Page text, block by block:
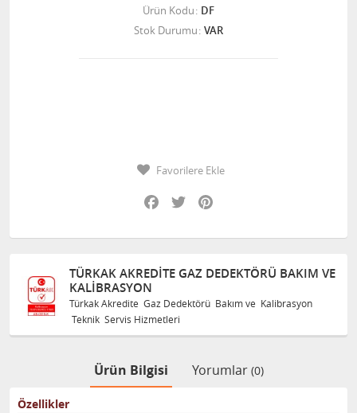
Ürün Kodu DF
Stok Durumu VAR
Favorilere Ekle
Facebook
Twitter
TÜRKAK AKREDITE GAZ DEDEKTÖRÜ BAKIM VE
KALIBRASYON
Türkak Akredite Gaz Dedektörü Bakım ve Kalibrasyon
Teknik Servis Hizmetleri
Ürün Bilgisi Yorumlar (0)
Özellikler